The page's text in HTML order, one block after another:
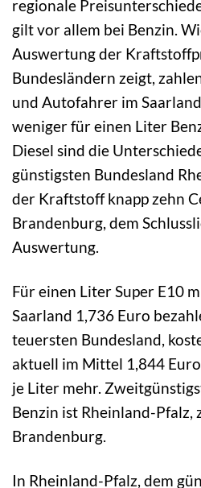
regionale
gilt vor allem bei Benzin.
Auswertung der
Bundesländern zeigt,
und Autofahrer im
weniger für einen Liter
Diesel sind die
günstigsten Bundesland
der Kraftstoff knapp zehn
Brandenburg, dem
Auswertung.
Für einen Liter Super E10
Saarland 1,736 Euro
teuersten Bundesland,
aktuell im Mittel 1,844
je Liter mehr.
Benzin ist Rheinland-Pfalz,
Brandenburg.
In Rheinland-Pfalz, dem